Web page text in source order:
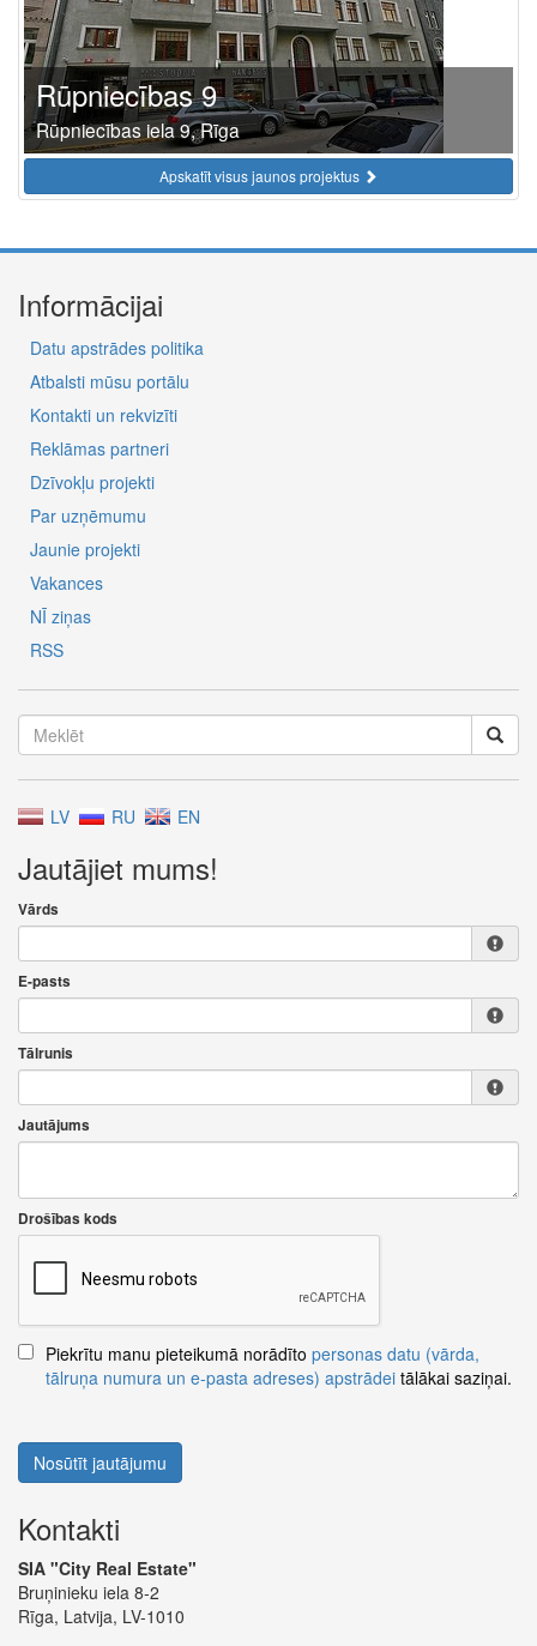
Rūpniecības 9
Rūpniecības iela 9, Rīga
Apskatīt visus jaunos projektus
Informācijai
Datu apstrādes politika
Atbalsti mūsu portālu
Kontakti un rekvizīti
Reklāmas partneri
Dzīvokļu projekti
Par uzņēmumu
Jaunie projekti
Vakances
NĪ ziņas
RSS
LV RU EN
Jautājiet mums!
Vārds
E-pasts
Tālrunis
Jautājums
Drošības kods
Piekrītu manu pieteikumā norādīto personas datu (vārda,
tālruņa numura un e-pasta adreses) apstrādei tālākai saziņai.
Nosūtīt jautājumu
Kontakti
SIA "City Real Estate"
Bruņinieku iela 8-2
Rīga, Latvija, LV-1010